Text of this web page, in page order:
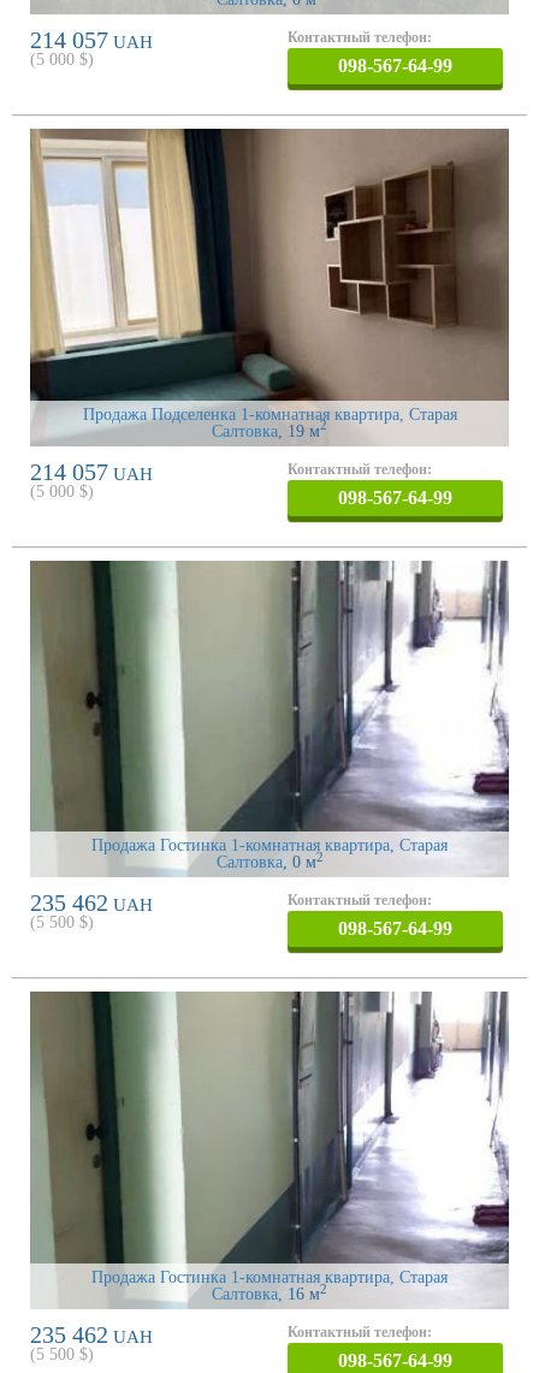
214 057 UAH
(5 000 $)
Контактный телефон:
098-567-64-99
Продажа Подселенка 1-комнатная квартира, Старая
Салтовка , 19 м2
214 057 UAH
(5 000 $)
Контактный телефон:
098-567-64-99
Продажа Гостинка 1-комнатная квартира, Старая
Салтовка, 0 м2
235 462 UAH
(5 500 $)
Контактный телефон:
098-567-64-99
Продажа Гостинка 1-комнатная квартира, Старая
Салтовка, 16 м2
235 462 UAH
(5 500 $)
Контактный телефон:
098-567-64-99